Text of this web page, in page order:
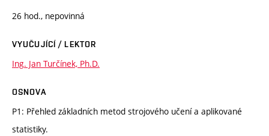
26 hod., nepovinná
VYUČUJÍCÍ / LEKTOR
Ing. Jan Turčínek, Ph.D.
OSNOVA
P1: Přehled základních metod strojového učení a aplikované
statistiky.